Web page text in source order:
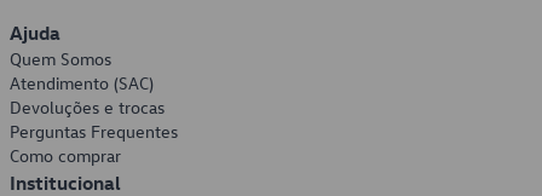
Ajuda
Quem Somos
Atendimento (SAC)
Devoluções e trocas
Perguntas Frequentes
Como comprar
Institucional